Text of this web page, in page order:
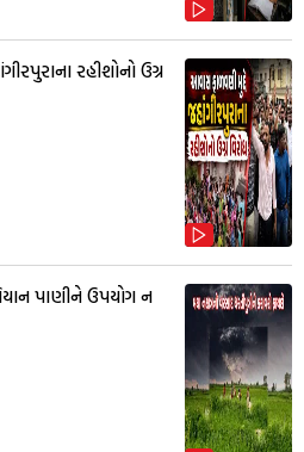
રહીશોનો ઉગ્ર
પાણીને ઉપયોગ ન